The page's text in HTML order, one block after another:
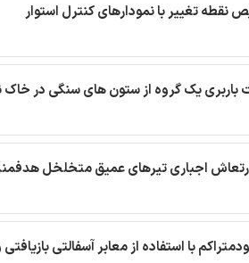
تغییر با نمودارهای کنترل استوار
باربری یک گروه از ستون های سنگی در خاک
ارتعاش اجباری تیرهای عمیق متخلخل
با استفاده از معابر آسفالتی